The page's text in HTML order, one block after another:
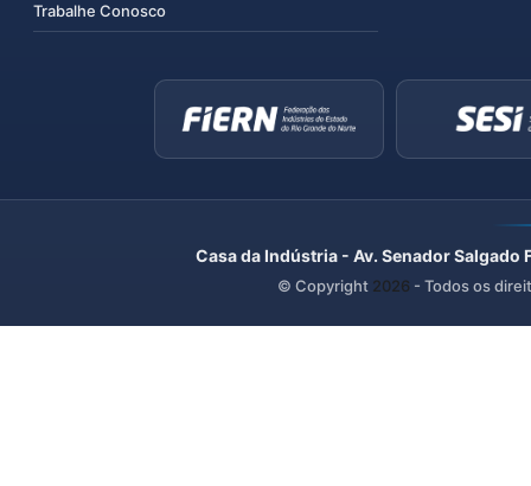
Trabalhe Conosco
Casa da Indústria - Av. Senador
© Copyright 2026 - Todos os